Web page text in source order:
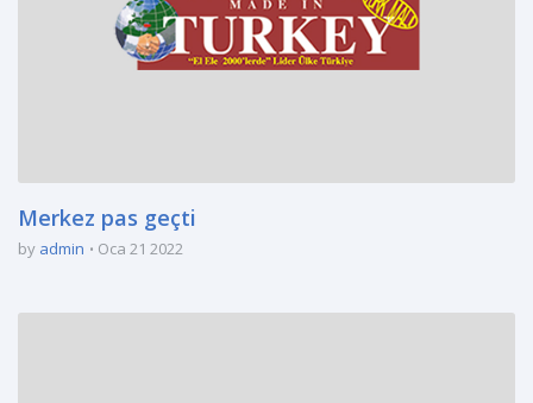
Merkez pas geçti
by admin Oca 21 2022